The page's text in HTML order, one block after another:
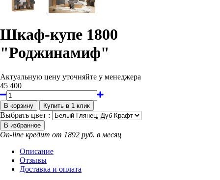
Шкаф-купе 1800
"Роджинамиф"
Актуальную цену уточняйте у менеджера
45 400
Выбрать цвет :
On-line кредит от 1892 руб. в месяц
Описание
Отзывы
Доставка и оплата